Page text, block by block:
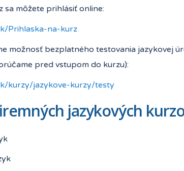
sa môžete prihlásiť online:
Prihlaska-na-kurz
možnosť bezplatného testovania jazykovej
pred vstupom do kurzu):
kurzy/jazykove-kurzy/testy
jazykových